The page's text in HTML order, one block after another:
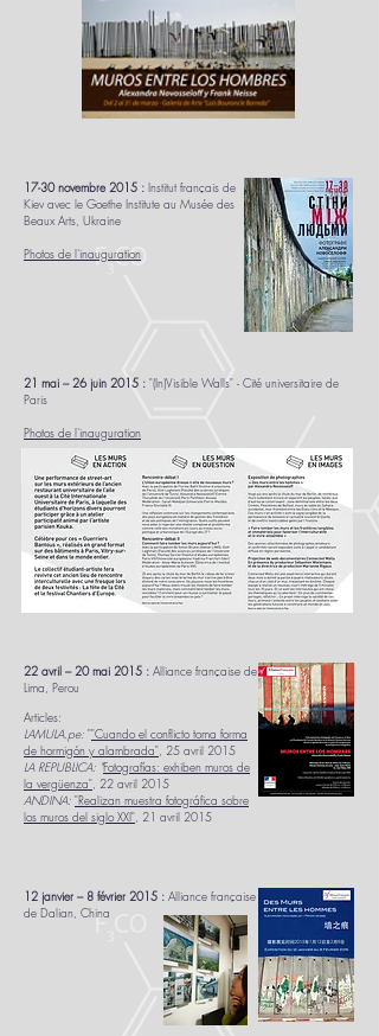
17-30 novembre 2015 : Institut français de
Kiev avec le Goethe Institute au Musée des
Beaux Arts, Ukraine
Photos de l'inauguration
21 mai – 26 juin 2015 : "(In)Visible Walls" - Cité universitaire de
Paris
Photos de l'inauguration
22 avril – 20 mai 2015 : Alliance française de
Lima, Perou
Articles:
LAMULA.pe: ""Cuando el conflicto toma forma
de hormigón y alambrada", 25 avril 2015
LA REPUBLICA: "Fotografías: exhiben muros de
la vergüenza", 22 avril 2015
ANDINA: "Realizan muestra fotográfica sobre
los muros del siglo XXI", 21 avril 2015
12 janvier – 8 février 2015 : Alliance française
de Dalian, China